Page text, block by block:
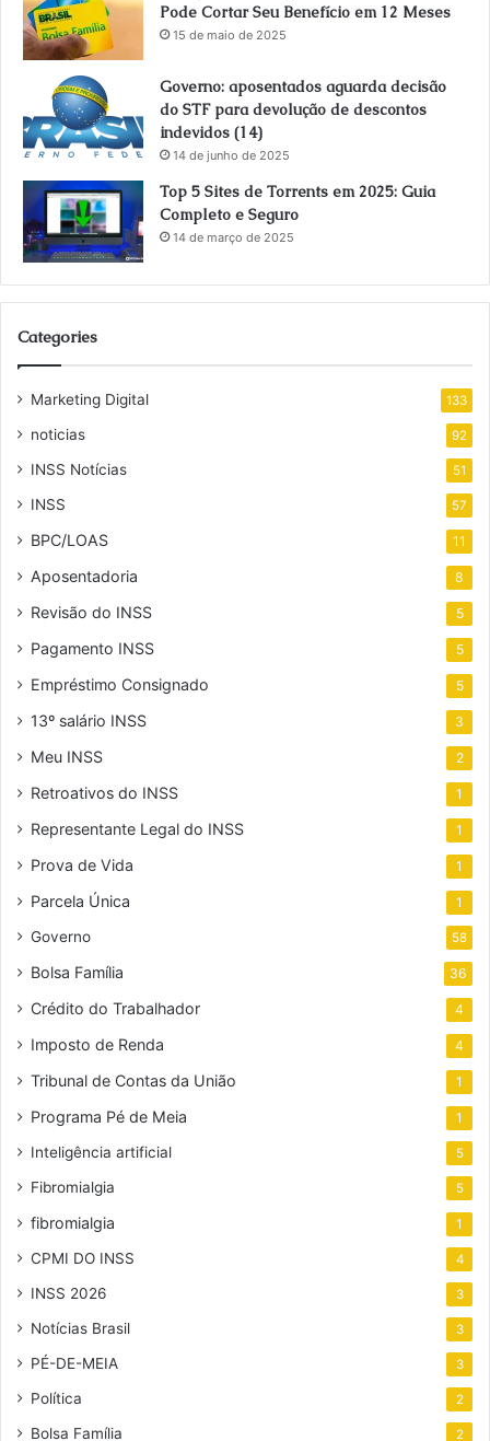
Pode Cortar Seu Benefício em 12 Meses
15 de maio de 2025
Governo: aposentados aguarda decisão
do STF para devolução de descontos
indevidos (14)
14 de junho de 2025
Top 5 Sites de Torrents em 2025: Guia
Completo e Seguro
14 de março de 2025
Categories
Marketing Digital 133
noticias 92
INSS Notícias 51
INSS 57
BPC/LOAS 11
Aposentadoria 8
Revisão do INSS 5
Pagamento INSS 5
Empréstimo Consignado 5
13º salário INSS 3
Meu INSS 2
Retroativos do INSS 1
Representante Legal do INSS 1
Prova de Vida 1
Parcela Única 1
Governo 58
Bolsa Família 36
Crédito do Trabalhador 4
Imposto de Renda 4
Tribunal de Contas da União 1
Programa Pé de Meia 1
Inteligência artificial 5
Fibromialgia 5
fibromialgia 1
CPMI DO INSS 4
INSS 2026 3
Notícias Brasil 3
PÉ-DE-MEIA 3
Política 2
Bolsa Família 2